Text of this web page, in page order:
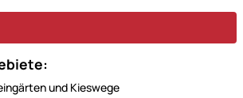
und Kieswege